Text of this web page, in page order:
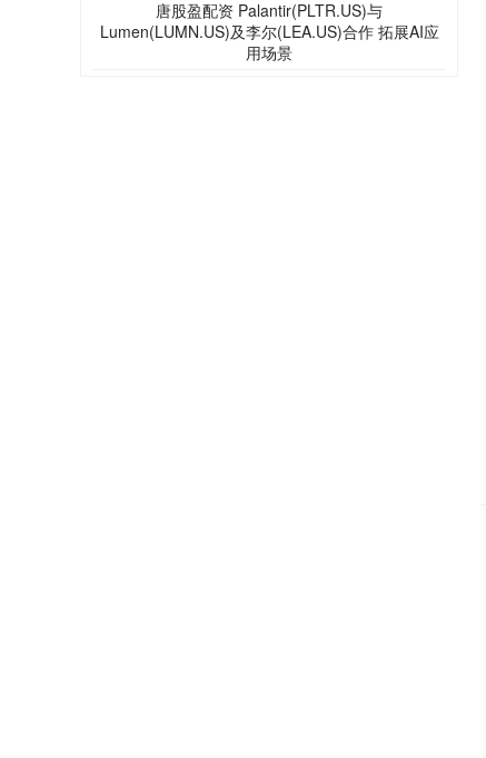
唐股盈配资 Palantir(PLTR.US)与
Lumen(LUMN.US)及李尔(LEA.US)合作 拓展AI应
用场景